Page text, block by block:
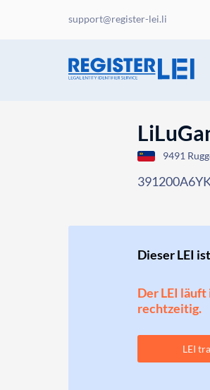
support@register-lei.li
9491
Dieser LEI
Der LEI
rechtzeitig.
LEI